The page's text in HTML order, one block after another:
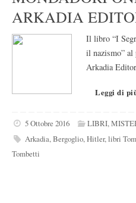
ARKADIA
Il libro “I
il nazismo” al
Arkadia
Leggi di
5 Ottobre 2016 LIBRI,
Arkadia,Bergoglio,Hitler,libri
Tombetti